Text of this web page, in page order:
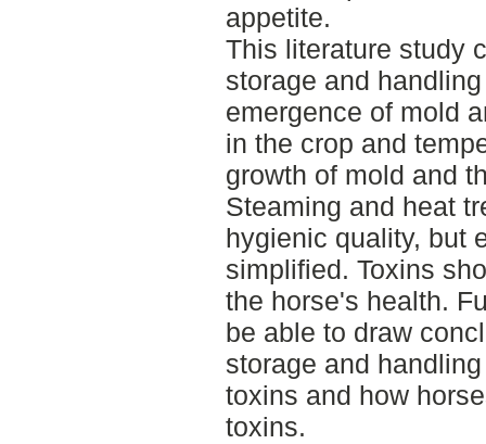
appetite.
This literature study
storage and
emergence of mold
in the crop and
growth of mold and
Steaming and heat
hygienic quality, but
simplified. Toxins
the horse's health.
be able to draw
storage and
toxins and how
toxins.